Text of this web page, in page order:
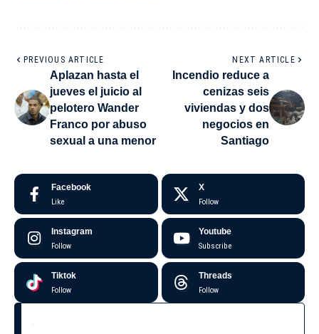
PREVIOUS ARTICLE
Aplazan hasta el
jueves el juicio al
pelotero Wander
Franco por abuso
sexual a una menor
NEXT ARTICLE
Incendio reduce a
cenizas seis
viviendas y dos
negocios en
Santiago
Facebook
Like
X
Follow
Instagram
Follow
Youtube
Subscribe
Tiktok
Follow
Threads
Follow